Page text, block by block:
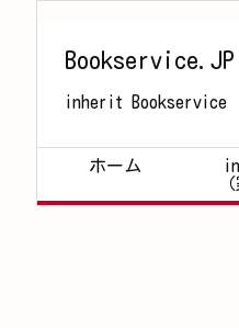
inherit Bookservice
ホーム